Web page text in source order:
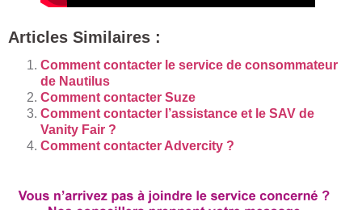
Articles Similaires :
Comment contacter le service de consommateur
de Nautilus
Comment contacter Suze
Comment contacter l’assistance et le SAV de
Vanity Fair ?
Comment contacter Advercity ?